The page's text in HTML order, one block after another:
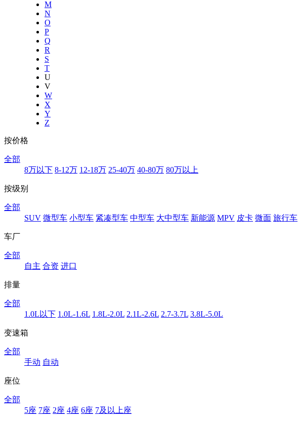
M
N
O
P
Q
R
S
T
U
V
W
X
Y
Z
按价格
全部
8万以下 8-12万 12-18万 25-40万 40-80万 80万以上
按级别
全部
SUV 微型车 小型车 紧凑型车 中型车 大中型车 新能源 MPV 皮卡 微面 旅行车
车厂
全部
自主 合资 进口
排量
全部
1.0L以下 1.0L-1.6L 1.8L-2.0L 2.1L-2.6L 2.7-3.7L 3.8L-5.0L
变速箱
全部
手动 自动
座位
全部
5座 7座 2座 4座 6座 7及以上座